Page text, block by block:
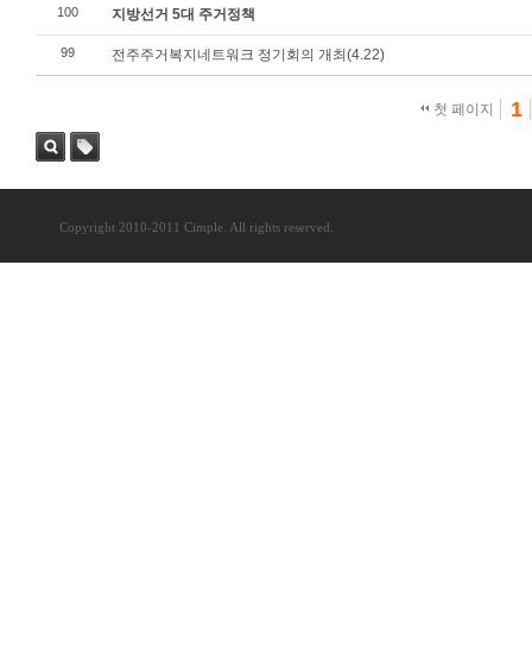
100 지방선거 5대 주거정책
99 전주주거복지네트워크 정기회의 개최(4.22)
첫 페이지 1
Copyright 2010-2011 Cimple. All rights reserved.